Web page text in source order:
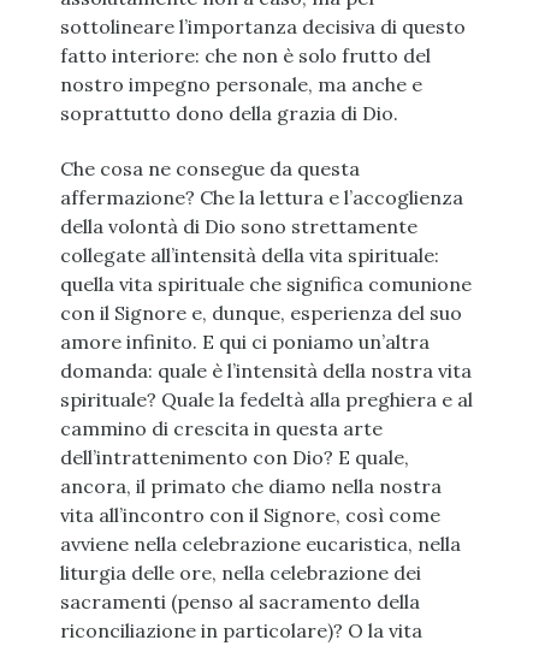
sottolineare l’importanza decisiva di questo
fatto interiore: che non è solo frutto del
nostro impegno personale, ma anche e
soprattutto dono della grazia di Dio.
Che cosa ne consegue da questa
affermazione? Che la lettura e l’accoglienza
della volontà di Dio sono strettamente
collegate all’intensità della vita spirituale:
quella vita spirituale che significa comunione
con il Signore e, dunque, esperienza del suo
amore infinito. E qui ci poniamo un’altra
domanda: quale è l’intensità della nostra vita
spirituale? Quale la fedeltà alla preghiera e al
cammino di crescita in questa arte
dell’intrattenimento con Dio? E quale,
ancora, il primato che diamo nella nostra
vita all’incontro con il Signore, così come
avviene nella celebrazione eucaristica, nella
liturgia delle ore, nella celebrazione dei
sacramenti (penso al sacramento della
riconciliazione in particolare)? O la vita